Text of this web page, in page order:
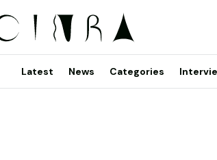
Latest News Categories